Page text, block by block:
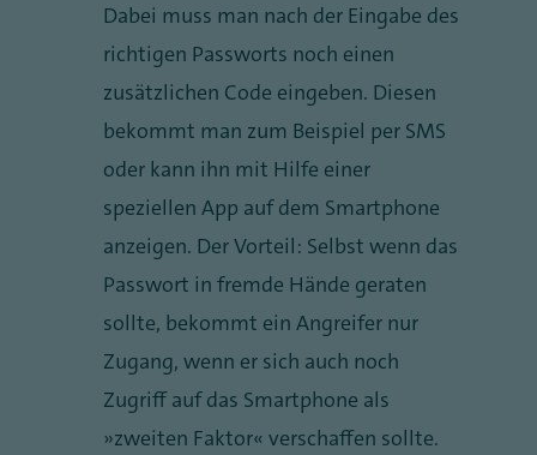
Dabei muss man nach der Eingabe des
richtigen Passworts noch einen
zusätzlichen Code eingeben. Diesen
bekommt man zum Beispiel per SMS
oder kann ihn mit Hilfe einer
speziellen App auf dem Smartphone
anzeigen. Der Vorteil: Selbst wenn das
Passwort in fremde Hände geraten
sollte, bekommt ein Angreifer nur
Zugang, wenn er sich auch noch
Zugriff auf das Smartphone als
„zweiten Faktor“ verschaffen sollte.